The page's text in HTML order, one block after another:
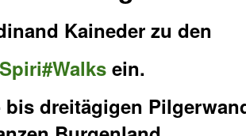
Kaineder zu den
Spiri#Walksein.
dreitägigen